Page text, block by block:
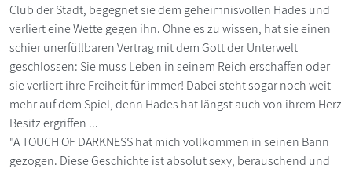
Club der Stadt, begegnet sie dem geheimnisvollen Hades und
verliert eine Wette gegen ihn. Ohne es zu wissen, hat sie einen
schier unerfüllbaren Vertrag mit dem Gott der Unterwelt
geschlossen: Sie muss Leben in seinem Reich erschaffen oder
sie verliert ihre Freiheit für immer! Dabei steht sogar noch weit
mehr auf dem Spiel, denn Hades hat längst auch von ihrem Herz
Besitz ergriffen ...
"A TOUCH OF DARKNESS hat mich vollkommen in seinen Bann
gezogen. Diese Geschichte ist absolut sexy, berauschend und